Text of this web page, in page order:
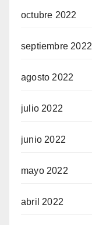
octubre 2022
septiembre 2022
agosto 2022
julio 2022
junio 2022
mayo 2022
abril 2022